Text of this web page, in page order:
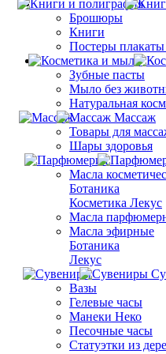
Брошюры
Книги
Постеры
Зубные пасты
Мыло без
Натуральная
Массаж
Товары для
Шары здоровья
Масла
Ботаника
Косметика Лекус
Масла
Масла эфирные
Ботаника
Лекус
Вазы
Гелевые часы
Манеки Неко
Песочные часы
Статуэтки из